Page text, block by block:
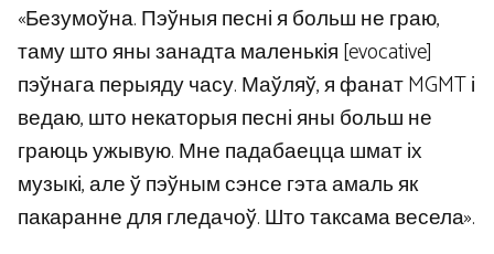
«Безумоўна. Пэўныя песні я больш не граю,
таму што яны занадта маленькія [evocative]
пэўнага перыяду часу. Маўляў, я фанат MGMT і
ведаю, што некаторыя песні яны больш не
граюць ужывую. Мне падабаецца шмат іх
музыкі, але ў пэўным сэнсе гэта амаль як
пакаранне для гледачоў. Што таксама весела».